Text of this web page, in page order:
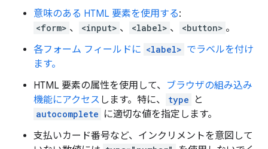
意味のある HTML 要素を使用する:
<form> 、 <input> 、 <label> 、 <button> 。
各フォーム フィールドに <label> でラベルを付け
ます。
HTML 要素の属性を使用して、 ブラウザの組み込み
機能にアクセス します。特に、 type と
autocomplete に適切な値を指定します。
支払いカード番号など、インクリメントを意図して